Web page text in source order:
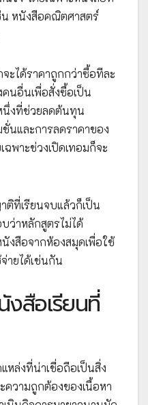
น หนังสือคณิตศาสตร์
ะได้ราคาถูกกว่าซื้อทีละ
นอื่นเพื่อสั่งซื้อเป็น
นึ่งที่ช่วยลดต้นทุน
นและการลดราคาของ
พาะช่วงเปิดเทอมก็จะ
ที่เรียนจบแล้วก็เป็น
ว่าหลักสูตรไม่ได้
งสือจากห้องสมุดเพื่อใช้
ายได้เช่นกัน
งสือเรียนที่
หล่งที่น่าเชื่อถือเป็นสิ่ง
วามถูกต้องของเนื้อหา